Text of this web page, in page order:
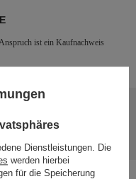
ist ein Kaufnachweis
Fragen?
Dienstleistungen. Die
werden hierbei
für die Speicherung